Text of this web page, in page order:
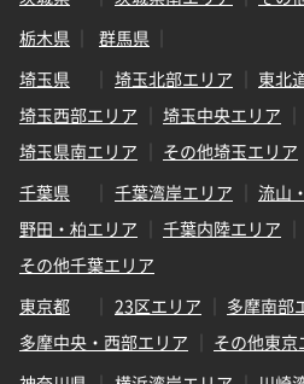
栃木県
群馬県
埼玉県
埼玉北部エリア
東北
埼玉西部エリア
埼玉中央エリア
埼玉県南エリア
その他埼玉エリア
千葉県
千葉湾岸エリア
流山
野田・柏エリア
千葉内陸エリア
その他千葉エリア
東京都
23区エリア
多摩南部
多摩中央・西部エリア
その他東京